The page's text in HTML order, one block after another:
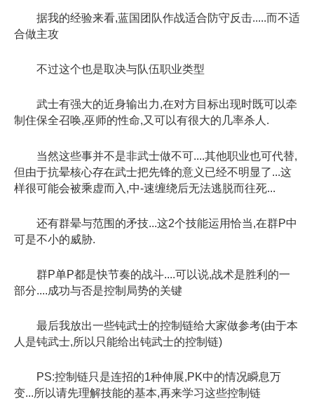
据我的经验来看,蓝国团队作战适合防守反击.....而不适
合做主攻
不过这个也是取决与队伍职业类型
武士有强大的近身输出力,在对方目标出现时既可以牵
制住保全召唤,巫师的性命,又可以有很大的几率杀人.
当然这些事并不是非武士做不可....其他职业也可代替,
但由于抗晕核心存在武士把先锋的意义已经不明显了...这
样很可能会被乘虚而入,中-速缠绕后无法逃脱而往死...
还有群晕与范围的矛技...这2个技能运用恰当,在群P中
可是不小的威胁.
群P单P都是快节奏的战斗....可以说,战术是胜利的一
部分....成功与否是控制局势的关键
最后我放出一些钝武士的控制链给大家做参考(由于本
人是钝武士,所以只能给出钝武士的控制链)
PS:控制链只是连招的1种伸展,PK中的情况瞬息万
变...所以请先理解技能的基本,再来学习这些控制链